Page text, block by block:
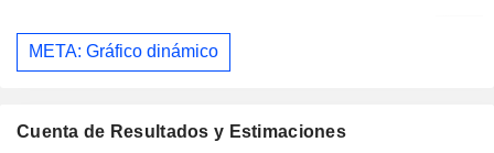
META: Gráfico dinámico
Cuenta de Resultados y Estimaciones